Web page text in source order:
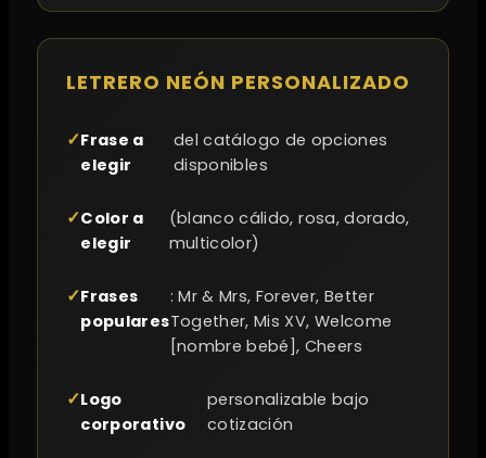
LETRERO NEÓN PERSONALIZADO
Frase a
elegir
del catálogo de opciones
disponibles
Color a
elegir
(blanco cálido, rosa, dorado,
multicolor)
Frases
populares
: Mr & Mrs, Forever, Better
Together, Mis XV, Welcome
[nombre bebé], Cheers
Logo
corporativo
personalizable bajo
cotización